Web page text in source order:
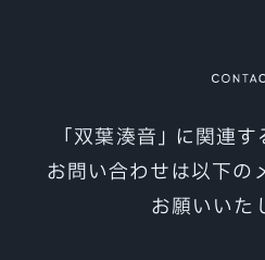
キャラクター“双葉湊
素材集 MATERIAL
GUIDELINE
｢双葉湊音｣ に関連
お問い合わせは以下の
お願いいた